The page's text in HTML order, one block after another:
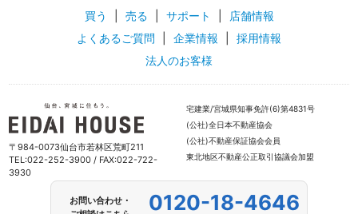
買う 売る サポート
店舗情報
よくあるご質問
企業情報
採用情報
法人のお客様
〒984-0073仙台市若林区荒町211
TEL:022-252-3900 / FAX:022-722-
3930
宅建業/宮城県知事免許(6)第4831号
(公社)全日本不動産協会
(公社)不動産保証協会会員
東北地区不動産公正取引協議会加盟
お問い合わせ・
0120-18-4646